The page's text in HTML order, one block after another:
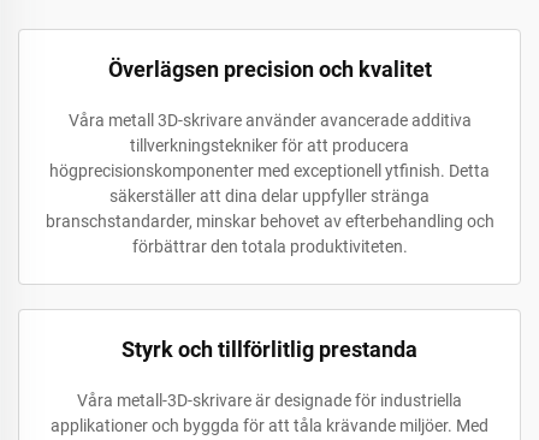
Överlägsen precision och kvalitet
Våra metall 3D-skrivare använder avancerade additiva
tillverkningstekniker för att producera
högprecisionskomponenter med exceptionell ytfinish. Detta
säkerställer att dina delar uppfyller stränga
branschstandarder, minskar behovet av efterbehandling och
förbättrar den totala produktiviteten.
Styrk och tillförlitlig prestanda
Våra metall-3D-skrivare är designade för industriella
applikationer och byggda för att tåla krävande miljöer. Med